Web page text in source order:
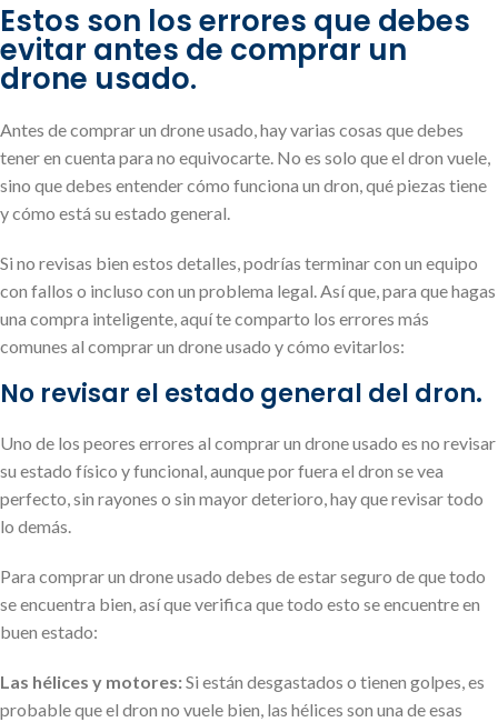
Estos son los errores que debes
evitar antes de comprar un
drone usado.
Antes de comprar un drone usado, hay varias cosas que debes
tener en cuenta para no equivocarte. No es solo que el dron vuele,
sino que debes entender cómo funciona un dron, qué piezas tiene
y cómo está su estado general.
Si no revisas bien estos detalles, podrías terminar con un equipo
con fallos o incluso con un problema legal. Así que, para que hagas
una compra inteligente, aquí te comparto los errores más
comunes al comprar un drone usado y cómo evitarlos:
No revisar el estado general del dron.
Uno de los peores errores al comprar un drone usado es no revisar
su estado físico y funcional, aunque por fuera el dron se vea
perfecto, sin rayones o sin mayor deterioro, hay que revisar todo
lo demás.
Para comprar un drone usado debes de estar seguro de que todo
se encuentra bien, así que verifica que todo esto se encuentre en
buen estado:
Las hélices y motores:Si están desgastados o tienen golpes, es
probable que el dron no vuele bien, las hélices son una de esas